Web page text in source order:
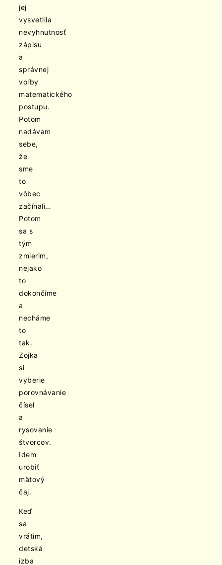
jej
vysvetlila
nevyhnutnosť
zápisu
a
správnej
voľby
matematického
postupu.
Potom
nadávam
sebe,
že
sme
to
vôbec
začínali…
Potom
sa s
tým
zmierim,
nejako
to
dokončíme
a
necháme
to
tak.
Zojka
si
vyberie
porovnávanie
čísel
a
rysovanie
štvorcov.
Idem
urobiť
mätový
čaj.
Keď
sa
vrátim,
detská
izba